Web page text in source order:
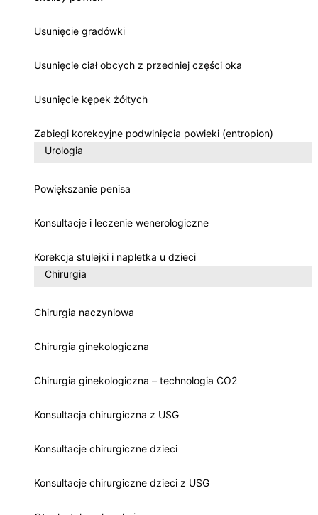
Usunięcie gradówki
Usunięcie ciał obcych z przedniej części oka
Usunięcie kępek żółtych
Zabiegi korekcyjne podwinięcia powieki (entropion)
Urologia
Powiększanie penisa
Konsultacje i leczenie wenerologiczne
Korekcja stulejki i napletka u dzieci
Chirurgia
Chirurgia naczyniowa
Chirurgia ginekologiczna
Chirurgia ginekologiczna – technologia CO2
Konsultacja chirurgiczna z USG
Konsultacje chirurgiczne dzieci
Konsultacje chirurgiczne dzieci z USG